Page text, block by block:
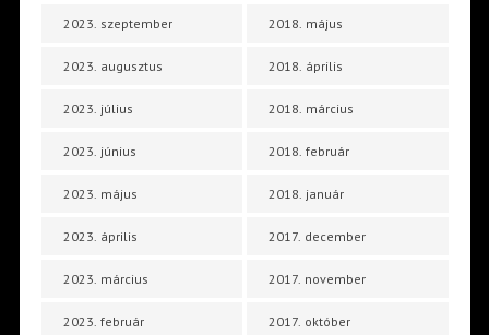
2023. szeptember
2023. augusztus
2023. július
2023. június
2023. május
2023. április
2023. március
2023. február
2018. május
2018. április
2018. március
2018. február
2018. január
2017. december
2017. november
2017. október